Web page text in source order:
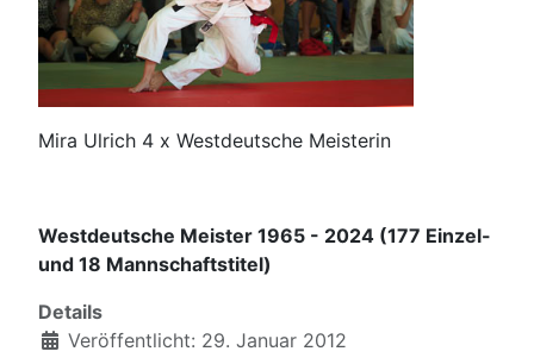
Mira Ulrich 4 x Westdeutsche Meisterin
Westdeutsche Meister 1965 - 2024 (177 Einzel-
und 18 Mannschaftstitel)
Details
Veröffentlicht: 29. Januar 2012